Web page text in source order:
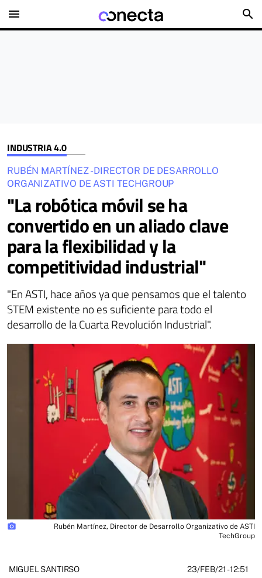
menu search
INDUSTRIA 4.0
RUBÉN MARTÍNEZ - DIRECTOR DE DESARROLLO
ORGANIZATIVO DE ASTI TECHGROUP
"La robótica móvil se ha
convertido en un aliado clave
para la flexibilidad y la
competitividad industrial"
"En ASTI, hace años ya que pensamos que el talento
STEM existente no es suficiente para todo el
desarrollo de la Cuarta Revolución Industrial".
photo_camera
Rubén Martínez, Director de Desarrollo Organizativo de ASTI
TechGroup
MIGUEL SANTIRSO 23/FEB/21- 12:51